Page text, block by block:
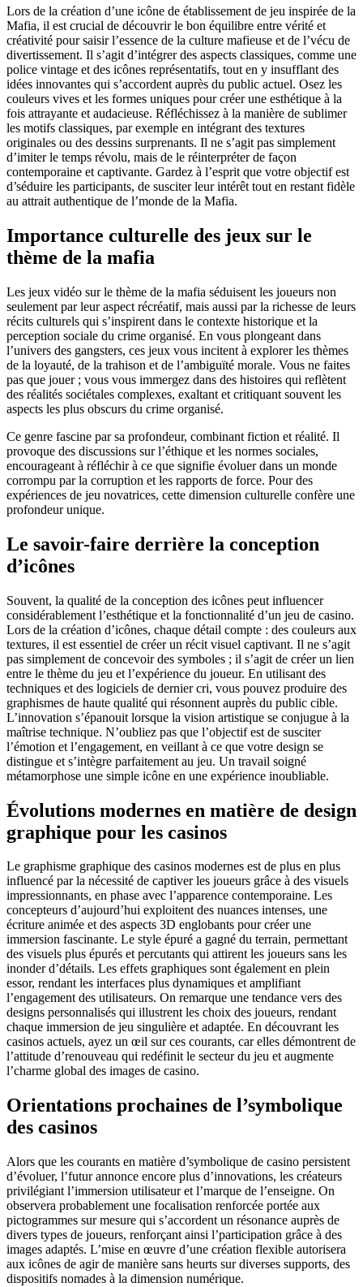
Lors de la création d’une icône de établissement de jeu inspirée de la
Mafia, il est crucial de découvrir le bon équilibre entre vérité et
créativité pour saisir l’essence de la culture mafieuse et de l’vécu de
divertissement. Il s’agit d’intégrer des aspects classiques, comme une
police vintage et des icônes représentatifs, tout en y insufflant des
idées innovantes qui s’accordent auprès du public actuel. Osez les
couleurs vives et les formes uniques pour créer une esthétique à la
fois attrayante et audacieuse. Réfléchissez à la manière de sublimer
les motifs classiques, par exemple en intégrant des textures
originales ou des dessins surprenants. Il ne s’agit pas simplement
d’imiter le temps révolu, mais de le réinterpréter de façon
contemporaine et captivante. Gardez à l’esprit que votre objectif est
d’séduire les participants, de susciter leur intérêt tout en restant fidèle
au attrait authentique de l’monde de la Mafia.
Importance culturelle des jeux sur le
thème de la mafia
Les jeux vidéo sur le thème de la mafia séduisent les joueurs non
seulement par leur aspect récréatif, mais aussi par la richesse de leurs
récits culturels qui s’inspirent dans le contexte historique et la
perception sociale du crime organisé. En vous plongeant dans
l’univers des gangsters, ces jeux vous incitent à explorer les thèmes
de la loyauté, de la trahison et de l’ambiguïté morale. Vous ne faites
pas que jouer ; vous vous immergez dans des histoires qui reflètent
des réalités sociétales complexes, exaltant et critiquant souvent les
aspects les plus obscurs du crime organisé.
Ce genre fascine par sa profondeur, combinant fiction et réalité. Il
provoque des discussions sur l’éthique et les normes sociales,
encourageant à réfléchir à ce que signifie évoluer dans un monde
corrompu par la corruption et les rapports de force. Pour des
expériences de jeu novatrices, cette dimension culturelle confère une
profondeur unique.
Le savoir-faire derrière la conception
d’icônes
Souvent, la qualité de la conception des icônes peut influencer
considérablement l’esthétique et la fonctionnalité d’un jeu de casino.
Lors de la création d’icônes, chaque détail compte : des couleurs aux
textures, il est essentiel de créer un récit visuel captivant. Il ne s’agit
pas simplement de concevoir des symboles ; il s’agit de créer un lien
entre le thème du jeu et l’expérience du joueur. En utilisant des
techniques et des logiciels de dernier cri, vous pouvez produire des
graphismes de haute qualité qui résonnent auprès du public cible.
L’innovation s’épanouit lorsque la vision artistique se conjugue à la
maîtrise technique. N’oubliez pas que l’objectif est de susciter
l’émotion et l’engagement, en veillant à ce que votre design se
distingue et s’intègre parfaitement au jeu. Un travail soigné
métamorphose une simple icône en une expérience inoubliable.
Évolutions modernes en matière de design
graphique pour les casinos
Le graphisme graphique des casinos modernes est de plus en plus
influencé par la nécessité de captiver les joueurs grâce à des visuels
impressionnants, en phase avec l’apparence contemporaine. Les
concepteurs d’aujourd’hui exploitent des nuances intenses, une
écriture animée et des aspects 3D englobants pour créer une
immersion fascinante. Le style épuré a gagné du terrain, permettant
des visuels plus épurés et percutants qui attirent les joueurs sans les
inonder d’détails. Les effets graphiques sont également en plein
essor, rendant les interfaces plus dynamiques et amplifiant
l’engagement des utilisateurs. On remarque une tendance vers des
designs personnalisés qui illustrent les choix des joueurs, rendant
chaque immersion de jeu singulière et adaptée. En découvrant les
casinos actuels, ayez un œil sur ces courants, car elles démontrent de
l’attitude d’renouveau qui redéfinit le secteur du jeu et augmente
l’charme global des images de casino.
Orientations prochaines de l’symbolique
des casinos
Alors que les courants en matière d’symbolique de casino persistent
d’évoluer, l’futur annonce encore plus d’innovations, les créateurs
privilégiant l’immersion utilisateur et l’marque de l’enseigne. On
observera probablement une focalisation renforcée portée aux
pictogrammes sur mesure qui s’accordent un résonance auprès de
divers types de joueurs, renforçant ainsi l’participation grâce à des
images adaptés. L’mise en œuvre d’une création flexible autorisera
aux icônes de agir de manière sans heurts sur diverses supports, des
dispositifs nomades à la dimension numérique.